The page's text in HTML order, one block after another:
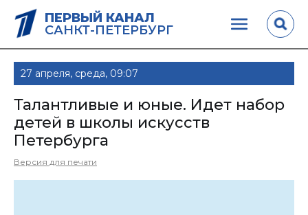
ПЕРВЫЙ КАНАЛ
САНКТ-ПЕТЕРБУРГ
27 апреля, среда, 09:07
Талантливые и юные. Идет набор
детей в школы искусств
Петербурга
Версия для печати